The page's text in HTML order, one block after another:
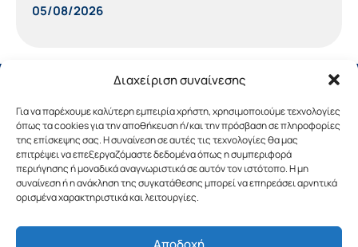
Διαχείριση συναίνεσης
Για να παρέχουμε καλύτερη εμπειρία χρήστη, χρησιμοποιούμε τεχνολογίες
όπως τα cookies για την αποθήκευση ή/και την πρόσβαση σε πληροφορίες
της επίσκεψης σας. Η συναίνεση σε αυτές τις τεχνολογίες θα μας
επιτρέψει να επεξεργαζόμαστε δεδομένα όπως η συμπεριφορά
περιήγησης ή μοναδικά αναγνωριστικά σε αυτόν τον ιστότοπο. Η μη
συναίνεση ή η ανάκληση της συγκατάθεσης μπορεί να επηρεάσει αρνητικά
ορισμένα χαρακτηριστικά και λειτουργίες.
05/08/2026